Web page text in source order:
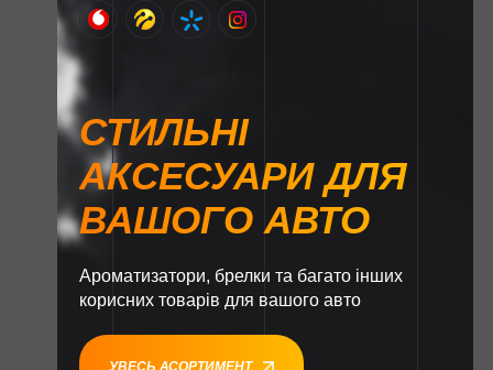
СТИЛЬНІ
АКСЕСУАРИ ДЛЯ
ВАШОГО АВТО
Ароматизатори, брелки та багато інших
корисних товарів для вашого авто
УВЕСЬ АСОРТИМЕНТ